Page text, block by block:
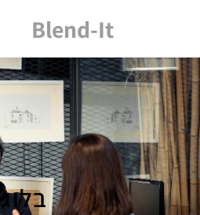
Blend-It
בלוג